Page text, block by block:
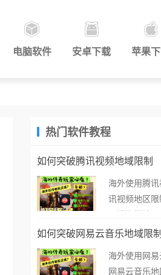
电脑软件 安卓下载 苹果
热门软件教程
如何突破腾讯视频地域限制
海外使用腾
讯视频地区
外打开腾讯视
地区无法播
如何突破网易云音乐地域限制
海外使用网易
网易云音乐